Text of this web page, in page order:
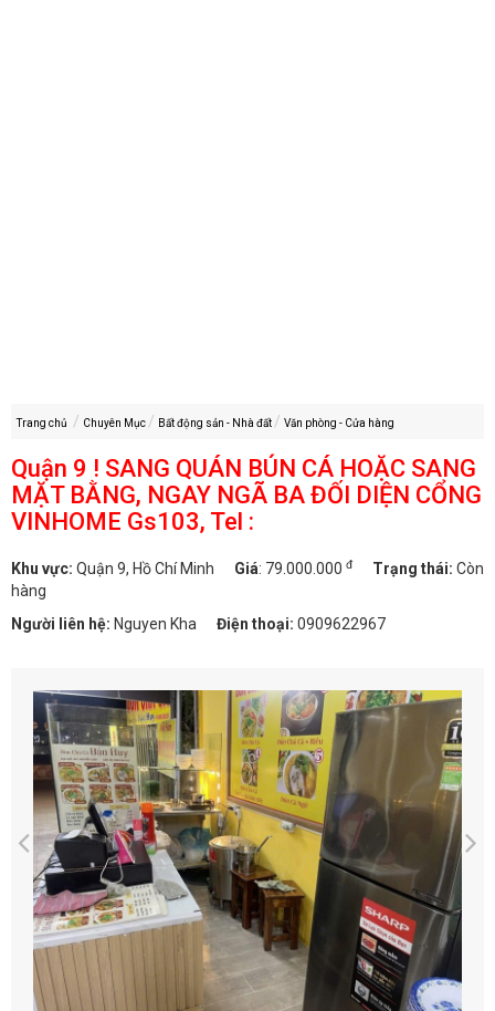
Trang chủ Chuyên Mục Bất động sản - Nhà đất Văn phòng - Cửa hàng
Quận 9 ! SANG QUÁN BÚN CÁ HOẶC SANG
MẶT BẰNG, NGAY NGÃ BA ĐỐI DIỆN CỔNG
VINHOME Gs103, Tel :
Khu vực: Quận 9, Hồ Chí Minh Giá: 79.000.000 đ Trạng thái: Còn
hàng
Người liên hệ: Nguyen Kha Điện thoại: 0909622967